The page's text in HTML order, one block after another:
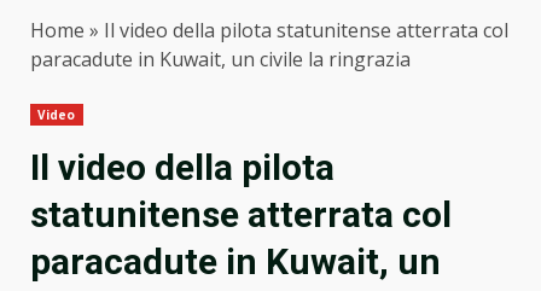
Home » Il video della pilota statunitense atterrata col
paracadute in Kuwait, un civile la ringrazia
Video
Il video della pilota
statunitense atterrata col
paracadute in Kuwait, un